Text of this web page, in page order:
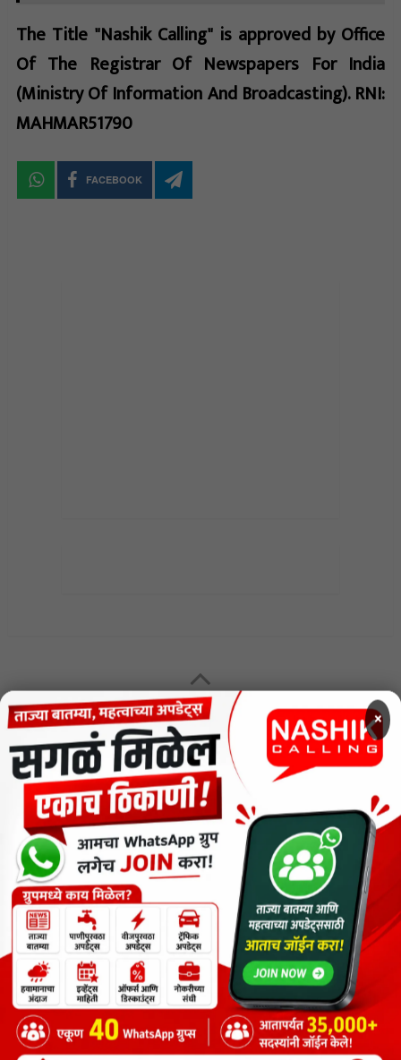
The Title "Nashik Calling" is approved by Office
Of The Registrar Of Newspapers For India
(Ministry Of Information And Broadcasting). RNI:
MAHMAR51790
FACEBOOK
MENU
CODE OF ETHICS FOR DIGITAL NEWS WEBSITES
Contact Us
Privacy Policy
Short News
ThemeNcode PDF Viewer SC [Do not Delete]
वाचकांना विनम्र सूचना
Nashik Calling - Nashik News in MarathiCopyright © 2026.Copyrights
×